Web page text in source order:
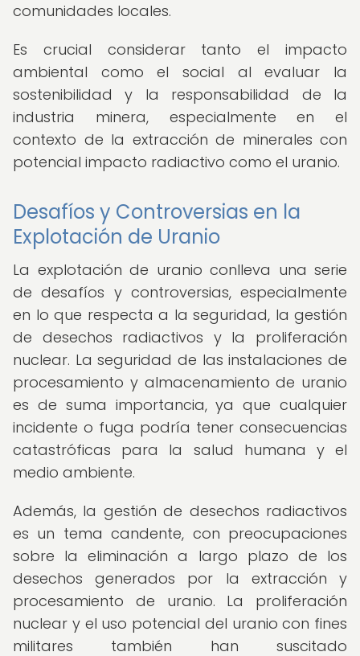
comunidades locales.
Es crucial considerar tanto el impacto
ambiental como el social al evaluar la
sostenibilidad y la responsabilidad de la
industria minera, especialmente en el
contexto de la extracción de minerales con
potencial impacto radiactivo como el uranio.
Desafíos y Controversias en la
Explotación de Uranio
La explotación de uranio conlleva una serie
de desafíos y controversias, especialmente
en lo que respecta a la seguridad, la gestión
de desechos radiactivos y la proliferación
nuclear. La seguridad de las instalaciones de
procesamiento y almacenamiento de uranio
es de suma importancia, ya que cualquier
incidente o fuga podría tener consecuencias
catastróficas para la salud humana y el
medio ambiente.
Además, la gestión de desechos radiactivos
es un tema candente, con preocupaciones
sobre la eliminación a largo plazo de los
desechos generados por la extracción y
procesamiento de uranio. La proliferación
nuclear y el uso potencial del uranio con fines
militares también han suscitado